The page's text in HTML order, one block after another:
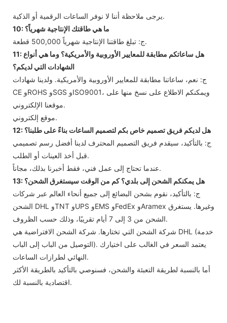
يرجى ملاحظة أننا لا نوفر الساعات الرقمية أو الذكية.
10: ما هي طاقتك الإنتاجية شهرياً؟
ج: تبلغ طاقتنا الإنتاجية شهرياً 500,000 قطعة.
11: هل ساعاتكم مطابقة للمعايير الأوروبية والأمريكية؟ وما هي أنواع
الشهادات التي لديكم؟
ج: نعم، ساعاتنا مطابقة للمعايير الأوروبية والأمريكية. ولدينا شهادات
CE وROHS وSGS وISO9001، ويمكنكم الاطلاع على نسخ منها على
موقعنا الإلكتروني.
موقع إلكتروني.
12: هل لديكم فريق تصميم خاص بكم لتصميم الساعات بناءً على طلبنا؟
ج: بالتأكيد، سيقدم فريق التصميم المحترف لدينا أفضل رسم تصميمي
قبل أخذ العينات أو الطلب.
عندما تحتاج إلى عمل فني، فقط أخبرنا بذلك، مجاناً.
13: هل يمكنكم الشحن إلى بلدي؟ كم من الوقت سيستغرق الشحن؟
ج: بالتأكيد، نقوم بشحن البضائع إلى جميع أنحاء العالم عبر شركات
الشحن DHL وTNT وUPS وEMS وFedEx وAramex وغيرها. يستغرق
الشحن من 3 إلى 7 أيام تقريبًا، وذلك حسب الظروف.
شركة الشحن التي تختارها. شركة الشحن الافتراضية هي DHL (خدمة
التوصيل من الباب إلى الباب). يعتمد السعر في الغالب على اختيارك
النهائي لطرازات الساعات.
أما بالنسبة لطريقة التعبئة والشحن، فسنوصي بالتأكيد بالطريقة الأكثر
اقتصادية بالنسبة لك.